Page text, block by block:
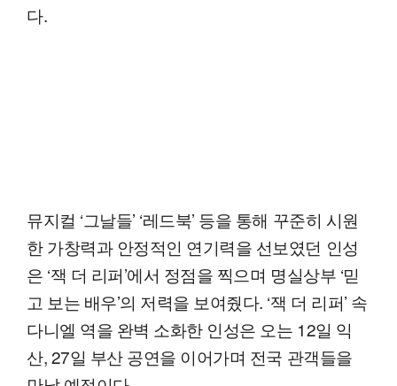
다.
뮤지컬 ‘그날들’ ‘레드북’ 등을 통해 꾸준히 시원
한 가창력과 안정적인 연기력을 선보였던 인성
은 ‘잭 더 리퍼’에서 정점을 찍으며 명실상부 ‘믿
고 보는 배우’의 저력을 보여줬다. ‘잭 더 리퍼’ 속
다니엘 역을 완벽 소화한 인성은 오는 12일 익
산, 27일 부산 공연을 이어가며 전국 관객들을